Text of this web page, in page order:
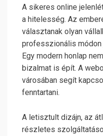
A sikeres online
a hitelesség. Az
választanak olyan
professzionális módon
Egy modern honlap
bizalmat is épít. A
városában segít
fenntartani.
A letisztult dizájn, az
részletes